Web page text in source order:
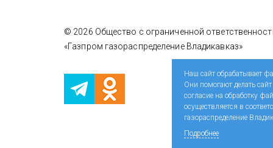
© 2026 Общество с ограниченной
«Газпром газораспределение Владикавказ»
Наш сайт обрабатывает
Они помогают делать
согласие на обработку
осуществляется в
газораспределение
Подробнее